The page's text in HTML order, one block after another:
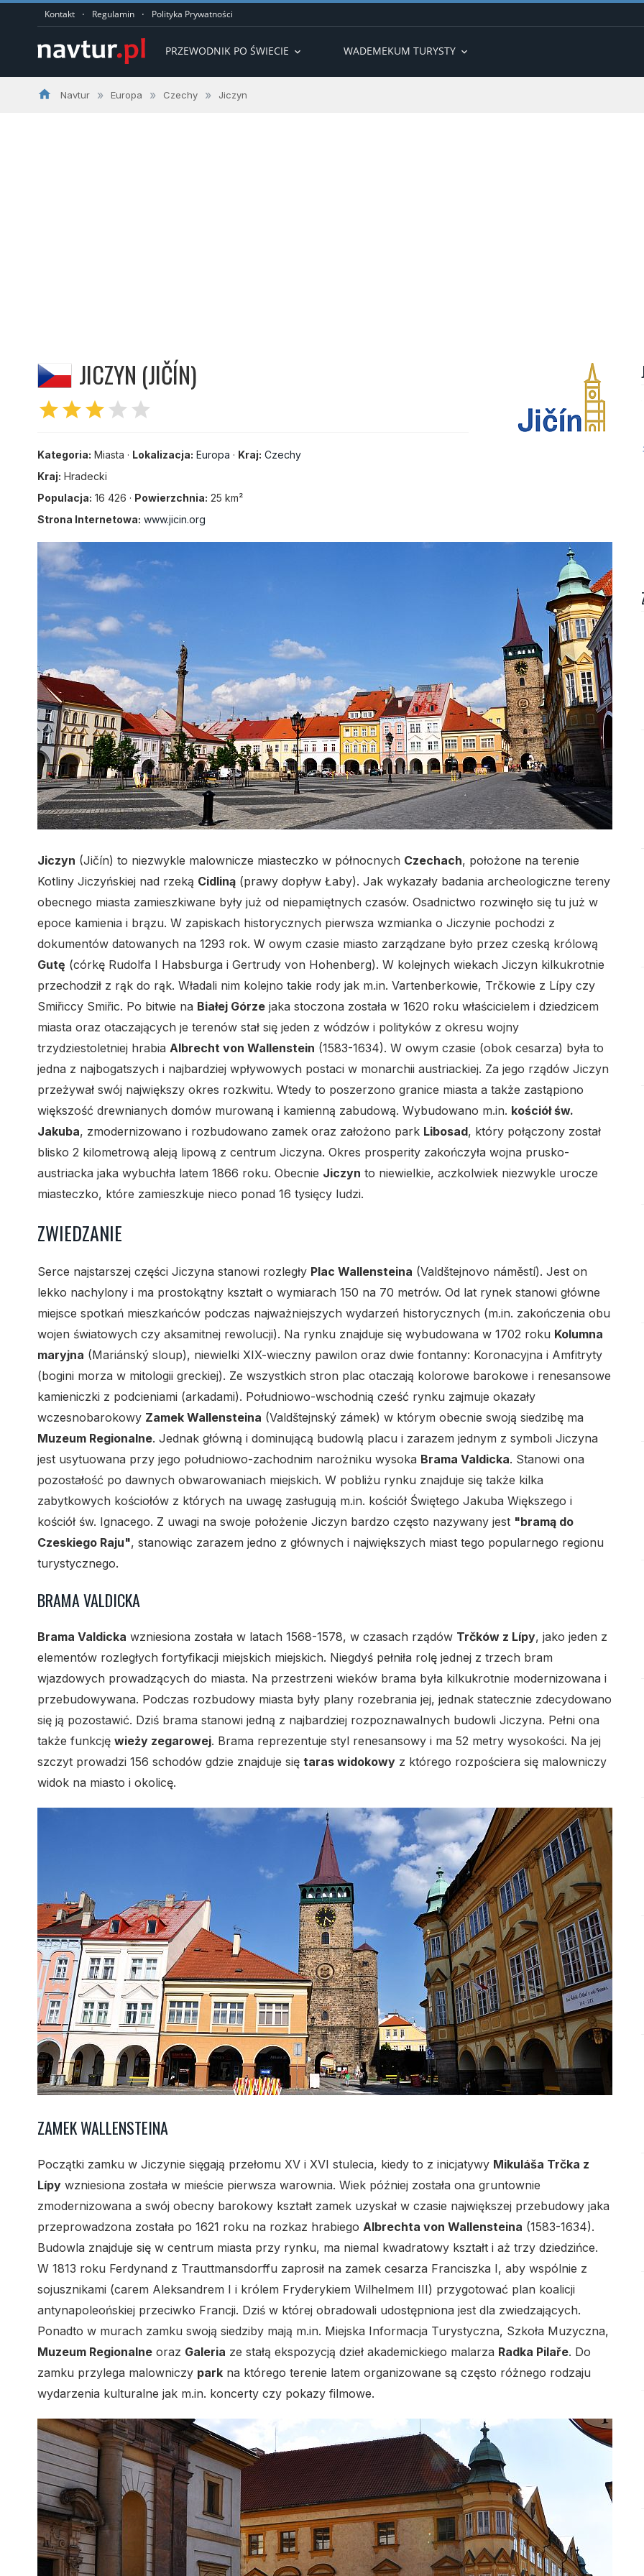
Kontakt · Regulamin · Polityka Prywatności
PRZEWODNIK PO ŚWIECIE expand_more WADEMEKUM TURYSTY expand_more
home Navtur » Europa » Czechy » Jiczyn
JICZYN (JIČÍN)
starstarstar star star
Kategoria: Miasta · Lokalizacja: Europa · Kraj: Czechy
Kraj: Hradecki
Populacja: 16 426 · Powierzchnia: 25 km²
Strona Internetowa: www.jicin.org
Jiczyn (Jičín) to niezwykle malownicze miasteczko w północnych Czechach, położone na terenie
Kotliny Jiczyńskiej nad rzeką Cidliną (prawy dopływ Łaby). Jak wykazały badania archeologiczne tereny
obecnego miasta zamieszkiwane były już od niepamiętnych czasów. Osadnictwo rozwinęło się tu już w
epoce kamienia i brązu. W zapiskach historycznych pierwsza wzmianka o Jiczynie pochodzi z
dokumentów datowanych na 1293 rok. W owym czasie miasto zarządzane było przez czeską królową
Gutę (córkę Rudolfa I Habsburga i Gertrudy von Hohenberg). W kolejnych wiekach Jiczyn kilkukrotnie
przechodził z rąk do rąk. Władali nim kolejno takie rody jak m.in. Vartenberkowie, Trčkowie z Lípy czy
Smiřiccy Smiřic. Po bitwie na Białej Górze jaka stoczona została w 1620 roku właścicielem i dziedzicem
miasta oraz otaczających je terenów stał się jeden z wódzów i polityków z okresu wojny
trzydziestoletniej hrabia Albrecht von Wallenstein (1583-1634). W owym czasie (obok cesarza) była to
jedna z najbogatszych i najbardziej wpływowych postaci w monarchii austriackiej. Za jego rządów Jiczyn
przeżywał swój największy okres rozkwitu. Wtedy to poszerzono granice miasta a także zastąpiono
większość drewnianych domów murowaną i kamienną zabudową. Wybudowano m.in. kościół św.
Jakuba, zmodernizowano i rozbudowano zamek oraz założono park Libosad, który połączony został
blisko 2 kilometrową aleją lipową z centrum Jiczyna. Okres prosperity zakończyła wojna prusko-
austriacka jaka wybuchła latem 1866 roku. Obecnie Jiczyn to niewielkie, aczkolwiek niezwykle urocze
miasteczko, które zamieszkuje nieco ponad 16 tysięcy ludzi.
ZWIEDZANIE
Serce najstarszej części Jiczyna stanowi rozległy Plac Wallensteina (Valdštejnovo náměstí). Jest on
lekko nachylony i ma prostokątny kształt o wymiarach 150 na 70 metrów. Od lat rynek stanowi główne
miejsce spotkań mieszkańców podczas najważniejszych wydarzeń historycznych (m.in. zakończenia obu
wojen światowych czy aksamitnej rewolucji). Na rynku znajduje się wybudowana w 1702 roku Kolumna
maryjna (Mariánský sloup), niewielki XIX-wieczny pawilon oraz dwie fontanny: Koronacyjna i Amfitryty
(bogini morza w mitologii greckiej). Ze wszystkich stron plac otaczają kolorowe barokowe i renesansowe
kamieniczki z podcieniami (arkadami). Południowo-wschodnią cześć rynku zajmuje okazały
wczesnobarokowy Zamek Wallensteina (Valdštejnský zámek) w którym obecnie swoją siedzibę ma
Muzeum Regionalne. Jednak główną i dominującą budowlą placu i zarazem jednym z symboli Jiczyna
jest usytuowana przy jego południowo-zachodnim narożniku wysoka Brama Valdicka. Stanowi ona
pozostałość po dawnych obwarowaniach miejskich. W pobliżu rynku znajduje się także kilka
zabytkowych kościołów z których na uwagę zasługują m.in. kościół Świętego Jakuba Większego i
kościół św. Ignacego. Z uwagi na swoje położenie Jiczyn bardzo często nazywany jest "bramą do
Czeskiego Raju", stanowiąc zarazem jedno z głównych i największych miast tego popularnego regionu
turystycznego.
BRAMA VALDICKA
Brama Valdicka wzniesiona została w latach 1568-1578, w czasach rządów Trčków z Lípy, jako jeden z
elementów rozległych fortyfikacji miejskich miejskich. Niegdyś pełniła rolę jednej z trzech bram
wjazdowych prowadzących do miasta. Na przestrzeni wieków brama była kilkukrotnie modernizowana i
przebudowywana. Podczas rozbudowy miasta były plany rozebrania jej, jednak statecznie zdecydowano
się ją pozostawić. Dziś brama stanowi jedną z najbardziej rozpoznawalnych budowli Jiczyna. Pełni ona
także funkcję wieży zegarowej. Brama reprezentuje styl renesansowy i ma 52 metry wysokości. Na jej
szczyt prowadzi 156 schodów gdzie znajduje się taras widokowy z którego rozpościera się malowniczy
widok na miasto i okolicę.
ZAMEK WALLENSTEINA
Początki zamku w Jiczynie sięgają przełomu XV i XVI stulecia, kiedy to z inicjatywy Mikuláša Trčka z
Lípy wzniesiona została w mieście pierwsza warownia. Wiek później została ona gruntownie
zmodernizowana a swój obecny barokowy kształt zamek uzyskał w czasie największej przebudowy jaka
przeprowadzona została po 1621 roku na rozkaz hrabiego Albrechta von Wallensteina (1583-1634).
Budowla znajduje się w centrum miasta przy rynku, ma niemal kwadratowy kształt i aż trzy dziedzińce.
W 1813 roku Ferdynand z Trauttmansdorffu zaprosił na zamek cesarza Franciszka I, aby wspólnie z
sojusznikami (carem Aleksandrem I i królem Fryderykiem Wilhelmem III) przygotować plan koalicji
antynapoleońskiej przeciwko Francji. Dziś w której obradowali udostępniona jest dla zwiedzających.
Ponadto w murach zamku swoją siedziby mają m.in. Miejska Informacja Turystyczna, Szkoła Muzyczna,
Muzeum Regionalne oraz Galeria ze stałą ekspozycją dzieł akademickiego malarza Radka Pilaře. Do
zamku przylega malowniczy park na którego terenie latem organizowane są często różnego rodzaju
wydarzenia kulturalne jak m.in. koncerty czy pokazy filmowe.